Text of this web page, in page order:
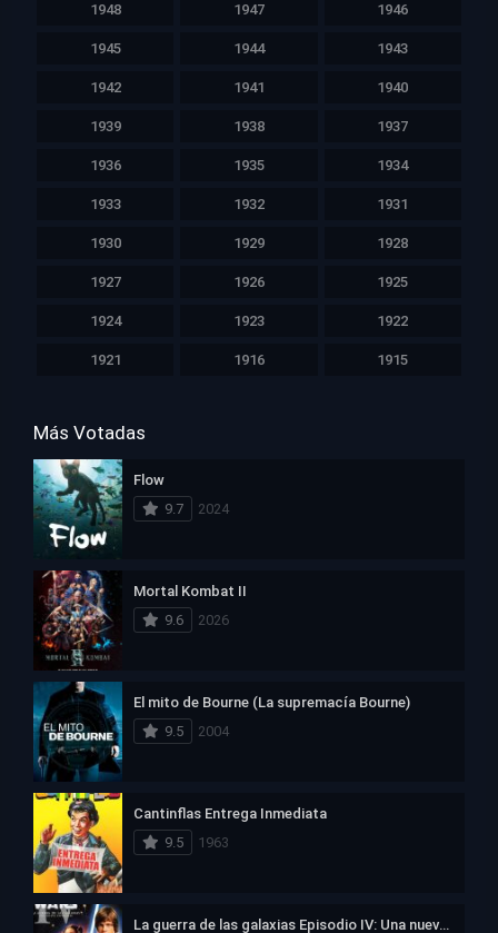
1948 1947 1946
1945 1944 1943
1942 1941 1940
1939 1938 1937
1936 1935 1934
1933 1932 1931
1930 1929 1928
1927 1926 1925
1924 1923 1922
1921 1916 1915
Más Votadas
Flow
9.7
2024
Mortal Kombat II
9.6
2026
El mito de Bourne (La supremacía Bourne)
9.5
2004
Cantinflas Entrega Inmediata
9.5
1963
La guerra de las galaxias Episodio IV: Una nueva esperanza